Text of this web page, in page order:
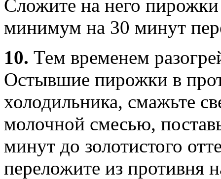
Сложите на него пирожки
минимум на 30 минут
10. Тем временем
Остывшие пирожки в
холодильника, смажьте
молочной смесью,
минут до золотистого
переложите из противня